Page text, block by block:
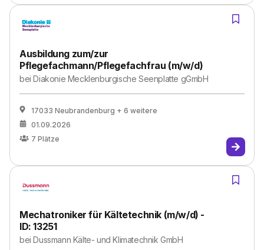
Ausbildung zum/zur
Pflegefachmann/Pflegefachfrau (m/w/d)
beiDiakonie Mecklenburgische Seenplatte gGmbH
17033 Neubrandenburg + 6 weitere
01.09.2026
7 Plätze
Mechatroniker für Kältetechnik (m/w/d) -
ID: 13251
beiDussmann Kälte- und Klimatechnik GmbH